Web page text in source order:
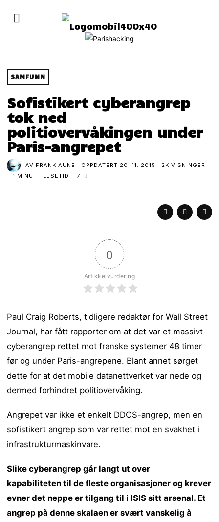
SAMFUNN
Sofistikert cyberangrep
tok ned
politiovervåkingen under
Paris-angrepet
AV FRANK AUNE OPPDATERT 20. 11. 2015
2K VISNINGER
1 MINUTT LESETID
7
0
Artikkelvurdering
Paul Craig Roberts, tidligere redaktør for Wall Street
Journal, har fått rapporter om at det var et massivt
cyberangrep rettet mot franske systemer 48 timer
før og under Paris-angrepene. Blant annet sørget
dette for at det mobile datanettverket var nede og
dermed forhindret politiovervåking.
Angrepet var ikke et enkelt DDOS-angrep, men en
sofistikert angrep som var rettet mot en svakhet i
infrastrukturmaskinvare.
Slike cyberangrep går langt ut over
kapabiliteten til de fleste organisasjoner og krever
evner det neppe er tilgang til i ISIS sitt arsenal. Et
angrep på denne skalaen er svært vanskelig å